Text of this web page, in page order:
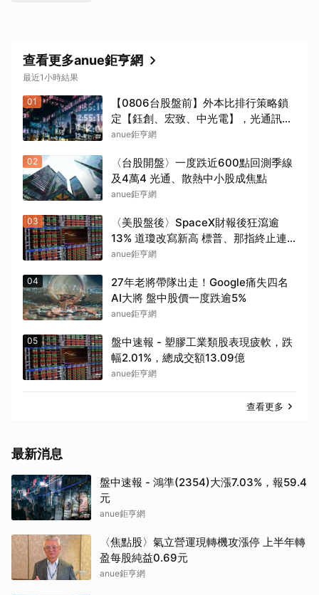
查看更多anue鉅亨網
最近1小時結果
01
【0806台股盤前】外本比排行策略鎖
定【鈺創、宏致、中光電】，光通訊與
利基型記憶體狂飆噴發！加權爆量大漲
903 億創近期新高
anue鉅亨網
02
〈台股開盤〉一度跌近600點回測季線
及4萬4 光通、散熱中小股成焦點
anue鉅亨網
03
〈美股盤後〉SpaceX財報後狂瀉逾
13% 道瓊改寫新高 標普、那指終止連
四漲
anue鉅亨網
04
27年老將帶隊出走！Google痛失四名
AI大將 盤中股價一度跌逾5%
anue鉅亨網
05
盤中速報 - 塑膠工業類股表現疲軟，跌
幅2.01%，總成交額13.09億
anue鉅亨網
查看更多
最新消息
盤中速報 - 鴻準(2354)大漲7.03%，報59.4
元
anue鉅亨網
〈焦點股〉氣立營運現轉機攻漲停 上半年轉
盈每股純益0.69元
anue鉅亨網